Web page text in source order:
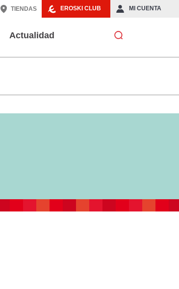
EROSKI CLUB MI CUENTA
TIENDAS
Actualidad